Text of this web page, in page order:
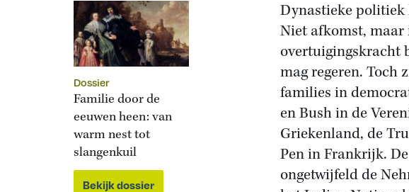
Dossier
Familie door de
eeuwen heen: van
warm nest tot
slangenkuil
Bekijk dossier
Dynastieke politiek
Niet afkomst,
overtuigingskracht
mag regeren. Toch
families in
en Bush in de
Griekenland, de
Pen in Frankrijk.
ongetwijfeld de